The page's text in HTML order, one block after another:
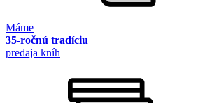
Máme
35-ročnú tradíciu
predaja kníh